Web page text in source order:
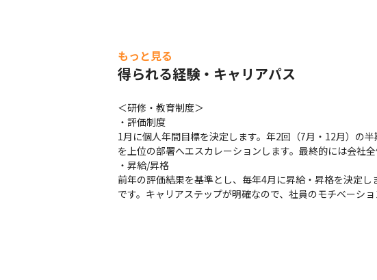
WITS台湾紹介動画
もっと見る
得られる経験・キャリアパス
＜研修・教育制度＞
・評価制度
1月に個人年間目標を決定します。年2回（7月・12月）の
を上位の部署へエスカレーションします。最終的には会社
・昇給/昇格
前年の評価結果を基準とし、毎年4月に昇給・昇格を決定
です。キャリアステップが明確なので、社員のモチベーショ